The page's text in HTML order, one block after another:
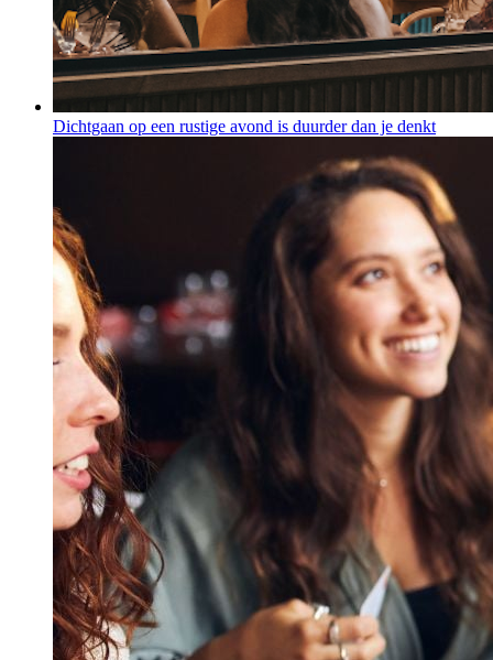
Dichtgaan op een rustige avond is duurder dan je denkt